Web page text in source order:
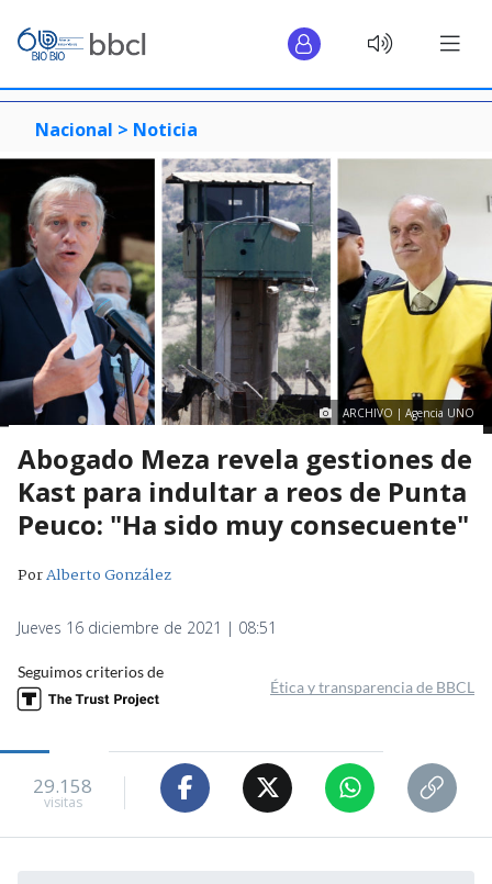
Nacional > Noticia
ARCHIVO | Agencia UNO
Abogado Meza revela gestiones de
Kast para indultar a reos de Punta
Peuco: "Ha sido muy consecuente"
PorAlberto González
Jueves 16 diciembre de 2021 | 08:51
Seguimos criterios de
Ética y transparencia de BBCL
29.158
visitas